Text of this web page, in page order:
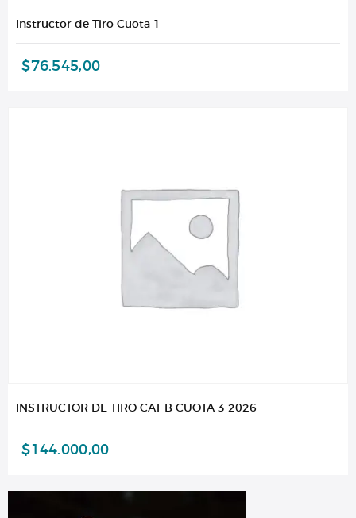
Instructor de Tiro Cuota 1
$76.545,00
INSTRUCTOR DE TIRO CAT B CUOTA 3 2026
$144.000,00